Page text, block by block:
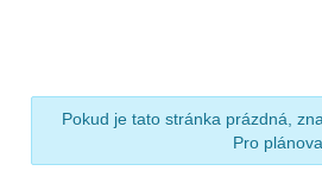
Pokud je tato stránka prázdná,
Pro